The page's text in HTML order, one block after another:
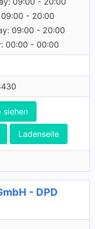
09:00 - 20:00
09:00 - 20:00
00:00 - 00:00
siehen
Ladenseile
- DPD